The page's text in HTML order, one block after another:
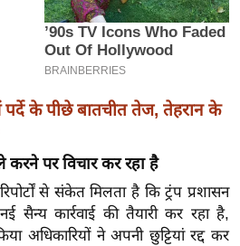
के पीछे बातचीत तेज, तेहरान के
पर विचार कर रहा है
से संकेत मिलता है कि ट्रंप प्रशासन
सैन्य कार्रवाई की तैयारी कर रहा है,
ने अपनी छुट्टियां रद्द कर